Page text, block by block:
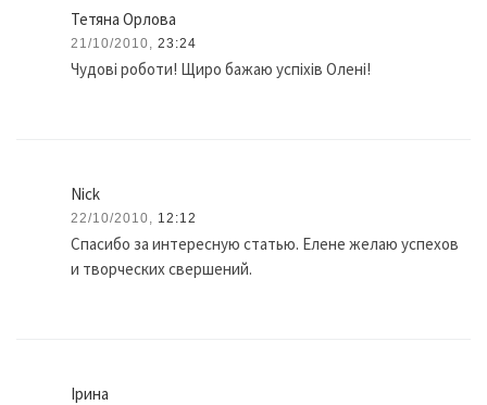
Тетяна Орлова
21/10/2010, 23:24
Чудові роботи! Щиро бажаю успіхів Олені!
Nick
22/10/2010, 12:12
Спасибо за интересную статью. Елене желаю успехов
и творческих свершений.
Ірина